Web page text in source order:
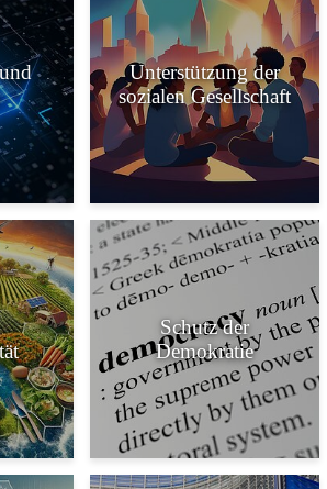
mit dem Titel Verteidigung und Sicherheit
Unterstützung der
sozialen Gesellschaft
Kachel mit dem
mit dem Titel Erhalt der Lebensqualität
Schutz der
Demokratie
Kachel mit dem